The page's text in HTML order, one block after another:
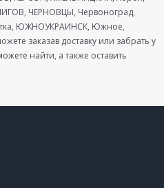
ЧЕРНОВЦЫ, Червоноград,
ЮЖНОУКРАИНСК, Южное,
заказав доставку или забрать у
найти, а также оставить